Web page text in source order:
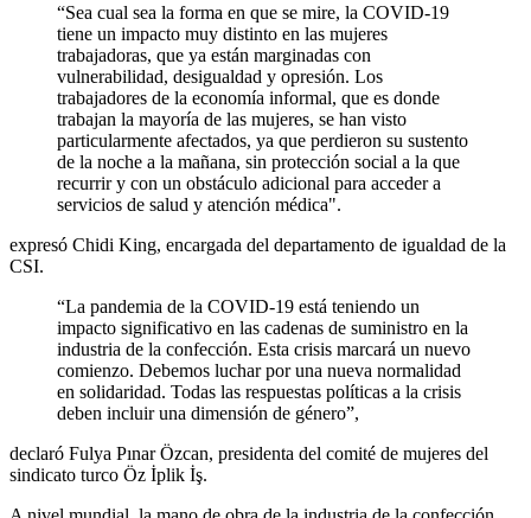
“Sea cual sea la forma en que se mire, la COVID-19
tiene un impacto muy distinto en las mujeres
trabajadoras, que ya están marginadas con
vulnerabilidad, desigualdad y opresión. Los
trabajadores de la economía informal, que es donde
trabajan la mayoría de las mujeres, se han visto
particularmente afectados, ya que perdieron su sustento
de la noche a la mañana, sin protección social a la que
recurrir y con un obstáculo adicional para acceder a
servicios de salud y atención médica".
expresó Chidi King, encargada del departamento de igualdad de la
CSI.
“La pandemia de la COVID-19 está teniendo un
impacto significativo en las cadenas de suministro en la
industria de la confección. Esta crisis marcará un nuevo
comienzo. Debemos luchar por una nueva normalidad
en solidaridad. Todas las respuestas políticas a la crisis
deben incluir una dimensión de género”,
declaró Fulya Pınar Özcan, presidenta del comité de mujeres del
sindicato turco Öz İplik İş.